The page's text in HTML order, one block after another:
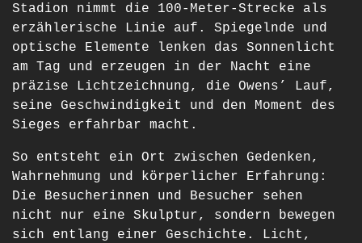
Stadion nimmt die 100-Meter-Strecke als
erzählerische Linie auf. Spiegelnde und
optische Elemente lenken das Sonnenlicht
am Tag und erzeugen in der Nacht eine
präzise Lichtzeichnung, die Owens’ Lauf,
seine Geschwindigkeit und den Moment des
Sieges erfahrbar macht.
So entsteht ein Ort zwischen Gedenken,
Wahrnehmung und körperlicher Erfahrung:
Die Besucherinnen und Besucher sehen
nicht nur eine Skulptur, sondern bewegen
sich entlang einer Geschichte. Licht,